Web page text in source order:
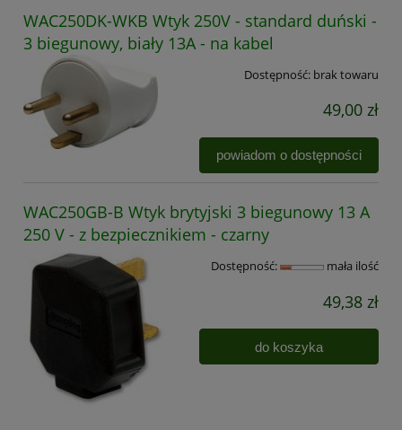
WAC250DK-WKB Wtyk 250V - standard duński -
3 biegunowy, biały 13A - na kabel
Dostępność: brak towaru
49,00 zł
powiadom o dostępności
WAC250GB-B Wtyk brytyjski 3 biegunowy 13 A
250 V - z bezpiecznikiem - czarny
Dostępność: mała ilość
49,38 zł
do koszyka